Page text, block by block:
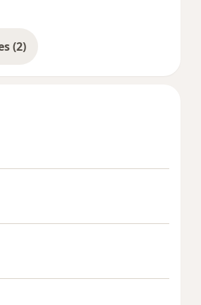
Mostrar mais novidades (2)